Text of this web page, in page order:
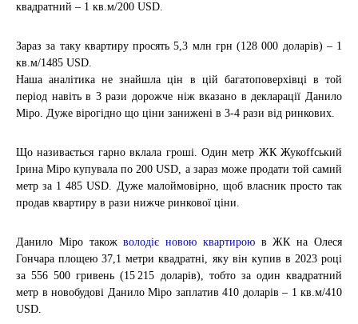
квадратний – 1 кв.м/200 USD.
Зараз за таку квартиру просять 5,3 млн грн (128 000 доларів) – 1
кв.м/1485 USD.
Наша аналітика не знайшла цін в цій багатоповерхівці в той
період навіть в 3 рази дорожче ніж вказано в декларації Данило
Міро. Дуже вірогідно що ціни занижені в 3-4 рази від ринкових.
Що називається гарно вклала гроші. Один метр ЖК Жукоffський
Ірина Міро купувала по 200 USD, а зараз може продати той самий
метр за 1 485 USD. Дуже малоймовірно, щоб власник просто так
продав квартиру в рази нижче ринкової ціни.
Данило Міро такожволодіє новою квартироюв ЖК на Олеся
Гончара площею 37,1 метри квадратні, яку він купив в 2023 році
за 556 500 гривень (15 215 доларів), тобто за один квадратний
метр в новобудові Данило Міро заплатив 410 доларів – 1 кв.м/410
USD.